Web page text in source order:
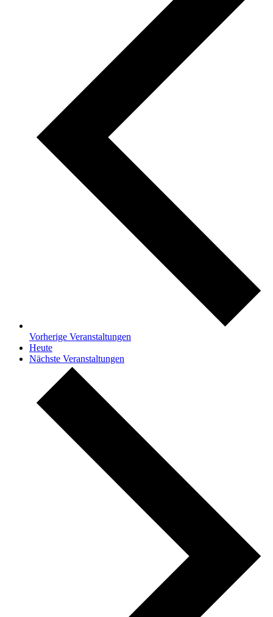
Vorherige Veranstaltungen
Heute
Nächste Veranstaltungen